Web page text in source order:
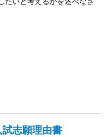
試志願理由書